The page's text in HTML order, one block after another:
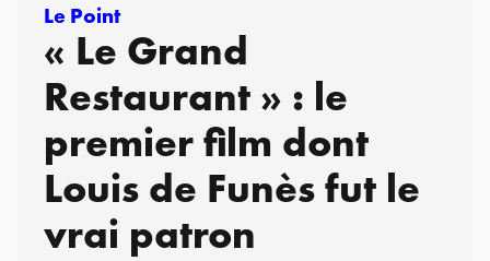
Le Point
« Le Grand
Restaurant » : le
premier film dont
Louis de Funès fut le
vrai patron